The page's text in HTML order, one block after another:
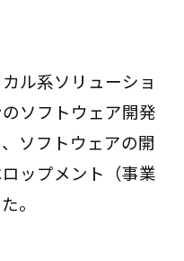
ル系ソリューショ
ソフトウェア開発
ソフトウェアの開
ップメント（事業
。